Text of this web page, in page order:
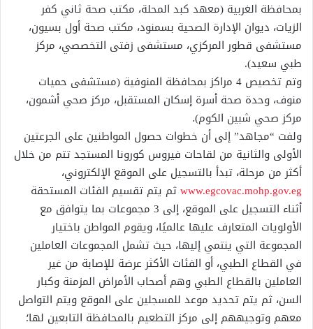
بمحافظة الغربية (معهد كبد المحلة، مكتب صحة ثاني كفر
الزيات، ديوان الإدارة الصحية بسمنود، مكتب صحة أول بسيون،
مستشفى قطور المركزي، مستشفى زفتى التخصصي، مركز
طبي سعيد).
وتم تخصيص 4 مراكز بمحافظة المنوفية (مستشفى حميات
منوف، وحدة صحة أسرة إسكان المستقبل، مركز صحي أشمون،
مركز صحي شبين الكوم).
ولفت “مجاهد” إلى أن خطوات حصول المواطنين على الجرعتين
الأولى والثانية من لقاحات فيروس كورونا المستجد تتم من خلال
أكثر من مرحلة، تبدأ بالتسجيل على الموقع الإلكتروني،
www.egcovac.mohp.gov.egثم يتم تقسيم الفئات المستحقة
أثناء التسجيل على الموقع، إلى 3 مجموعات بما يتوافق مع
الأولويات المتعارف عليها عالميًا، ويقوم المواطن باختيار
المجموعة التي ينتمي إليها، حيث تشمل المجموعات العاملين
في القطاع الطبي، أو الفئات الأكثر عرضة للإصابة من غير
العاملين بالقطاع الطبي وهم أصحاب الأمراض المزمنة وكبار
السن، ثم يتم تحديد موعد للمسجلين على الموقع ويتم التواصل
معهم وتوجيههم إلى مركز التطعيم بالمحافظة التابعين لها؛